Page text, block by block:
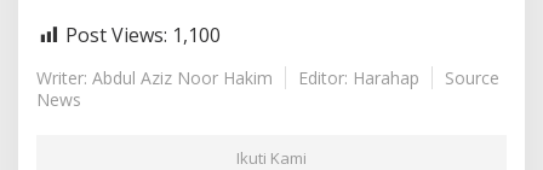
t
T
Post Views: 1,100
Writer: Abdul Aziz Noor Hakim Editor: Harahap
Source
News
Ikuti Kami